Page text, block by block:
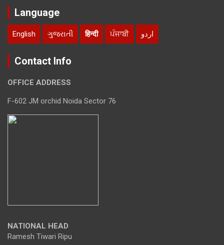
Language
English ગુજરાતી हिन्दी ਪੰਜਾਬੀ اردو
Contact Info
OFFICE ADDRESS
F-602 JM orchid Noida Sector 76
NATIONAL HEAD
Ramesh Tiwari Ripu